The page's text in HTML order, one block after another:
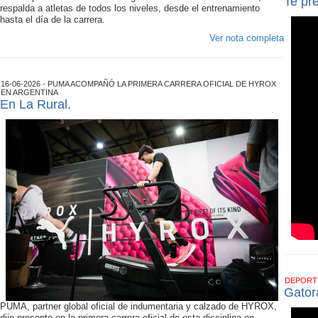
respalda a atletas de todos los niveles, desde el entrenamiento
hasta el día de la carrera.
Ver nota completa
16-06-2026 - PUMA ACOMPAÑÓ LA PRIMERA CARRERA OFICIAL DE HYROX
EN ARGENTINA
En La Rural.
PUMA, partner global oficial de indumentaria y calzado de HYROX,